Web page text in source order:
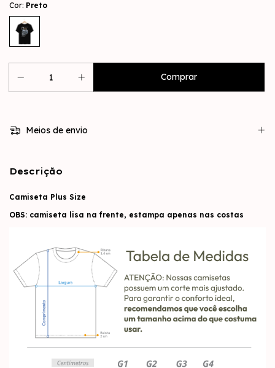
Cor: Preto
Meios de envio
Descrição
Camiseta Plus Size
OBS: camiseta lisa na frente, estampa apenas nas costas